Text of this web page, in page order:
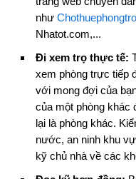
như
Nhatot.com,...
Đi xem trọ thực tế:
xem phòng trực tiếp
với mong đợi của
của một phòng khác
lại là phòng khác.
nước, an ninh khu
kỹ chủ nhà về các